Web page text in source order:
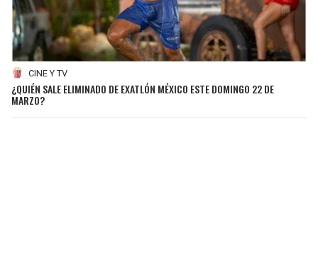
CINE Y TV
¿QUIÉN SALE ELIMINADO DE EXATLÓN MÉXICO ESTE DOMINGO 22 DE
MARZO?